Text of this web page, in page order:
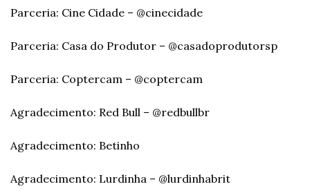
Parceria: Cine Cidade – @cinecidade
Parceria: Casa do Produtor – @casadoprodutorsp
Parceria: Coptercam – @coptercam
Agradecimento: Red Bull – @redbullbr
Agradecimento: Betinho
Agradecimento: Lurdinha – @lurdinhabrit